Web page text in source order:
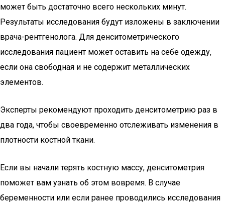
может быть достаточно всего нескольких минут.
Результаты исследования будут изложены в заключении
врача-рентгенолога. Для денситометрического
исследования пациент может оставить на себе одежду,
если она свободная и не содержит металлических
элементов.
Эксперты рекомендуют проходить денситометрию раз в
два года, чтобы своевременно отслеживать изменения в
плотности костной ткани.
Если вы начали терять костную массу, денситометрия
поможет вам узнать об этом вовремя. В случае
беременности или если ранее проводились исследования